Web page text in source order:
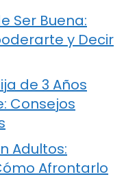
Ser Buena:
y Decir
de 3 Años
Consejos
Adultos:
Afrontarlo